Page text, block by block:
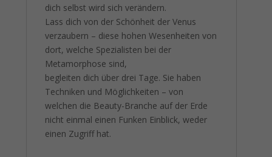
dich selbst wird sich verändern.
Lass dich von der Schönheit der Venus
verzaubern – diese hohen Wesenheiten von
dort, welche Spezialisten bei der
Metamorphose sind,
begleiten dich über drei Tage. Sie haben
Techniken und Möglichkeiten – von
welchen die Beauty-Branche auf der Erde
nicht einmal einen Funken Einblick, weder
einen Zugriff hat.